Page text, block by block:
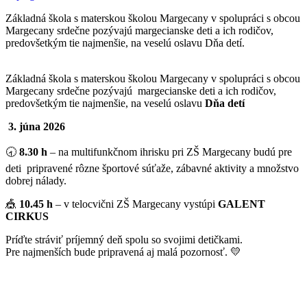
Základná škola s materskou školou Margecany v spolupráci s obcou
Margecany srdečne pozývajú margecianske deti a ich rodičov,
predovšetkým tie najmenšie, na veselú oslavu Dňa detí.
Základná škola s materskou školou Margecany v spolupráci s obcou
Margecany srdečne pozývajú margecianske deti a ich rodičov,
predovšetkým tie najmenšie, na veselú oslavu Dňa detí
3. júna 2026
🕣 8.30 h – na multifunkčnom ihrisku pri ZŠ Margecany budú pre
deti pripravené rôzne športové súťaže, zábavné aktivity a množstvo
dobrej nálady.
🎪 10.45 h – v telocvični ZŠ Margecany vystúpi GALENT
CIRKUS
Príďte stráviť príjemný deň spolu so svojimi detičkami.
Pre najmenších bude pripravená aj malá pozornosť. 💛